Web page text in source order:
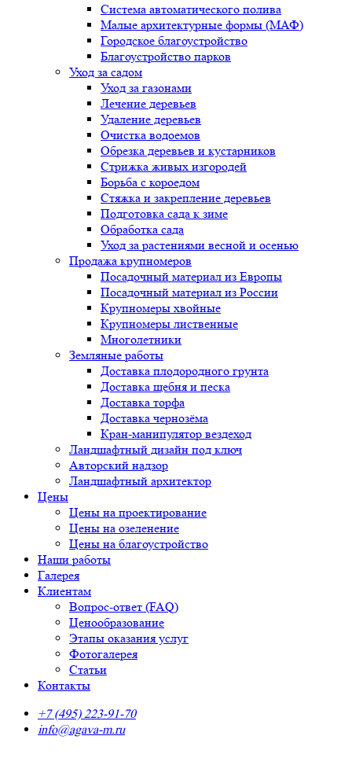
Система автоматического полива
Малые архитектурные формы (МАФ)
Городское благоустройство
Благоустройство парков
Уход за садом
Уход за газонами
Лечение деревьев
Удаление деревьев
Очистка водоемов
Обрезка деревьев и кустарников
Стрижка живых изгородей
Борьба с короедом
Стяжка и закрепление деревьев
Подготовка сада к зиме
Обработка сада
Уход за растениями весной и осенью
Продажа крупномеров
Посадочный материал из Европы
Посадочный материал из России
Крупномеры хвойные
Крупномеры лиственные
Многолетники
Земляные работы
Доставка плодородного грунта
Доставка щебня и песка
Доставка торфа
Доставка чернозёма
Кран-манипулятор вездеход
Ландшафтный дизайн под ключ
Авторский надзор
Ландшафтный архитектор
Цены
Цены на проектирование
Цены на озеленение
Цены на благоустройство
Наши работы
Галерея
Клиентам
Вопрос-ответ (FAQ)
Ценообразование
Этапы оказания услуг
Фотогалерея
Статьи
Контакты
+7 (495) 223-91-70
info@agava-m.ru